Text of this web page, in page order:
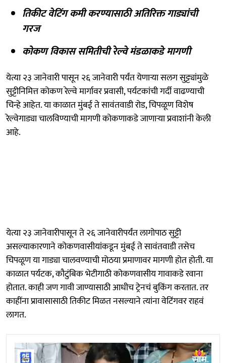
तिकीट वेटिंग कमी करण्यासाठी अतिरिक्त गाड्यांची
गरज
कोकण विकास समितीची रेल्वे मंडळाकडे मागणी
येत्या २३ जानेवारी पासून २६ जानेवारी पर्यंत येणाऱ्या सलग सुट्ट्यांमुळे
सुट्टीनिमित्त कोकण रेल्वे मार्गावर प्रवासी, पर्यटकांची गर्दी वाढण्याची
चिन्हे आहेत. या काळात मुंबई ते सावंतवाडी रोड, चिपळूण विशेष
रेल्वेगाड्या चालविण्याची मागणी कोकणाकडे जाणाऱ्या प्रवाशांनी केली
आहे.
येत्या २३ जानेवारीपासून ते २६ जानेवारीपर्यंत लागोपाठ सुट्टी
असल्याकारणाने कोकणवासीयांकडून मुंबई ते सावंतवाडी तसेच
चिपळूण या गाड्या चालवण्याची मोठया प्रमाणावर मागणी होत होती. या
काळात पर्यटक, कौटुंबिक भेटीगाठी कोकणवासीय गावाकडे रवाना
होतात. काही जण गावी जाण्यासाठी आधीच ट्रेनचं बुकिंग करतात. तर
काहींना प्रावासासाठी तिकीट मिळत नसल्याने त्यांना वेटिंगवर राहवं
लागत.